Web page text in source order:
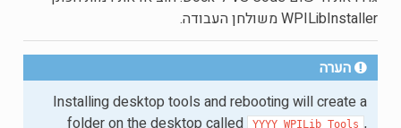
WPILibInstaller משולחן העבודה.
הערה
Installing desktop tools and rebooting will create a
folder on the desktop called
YYYY WPILib Tools ,